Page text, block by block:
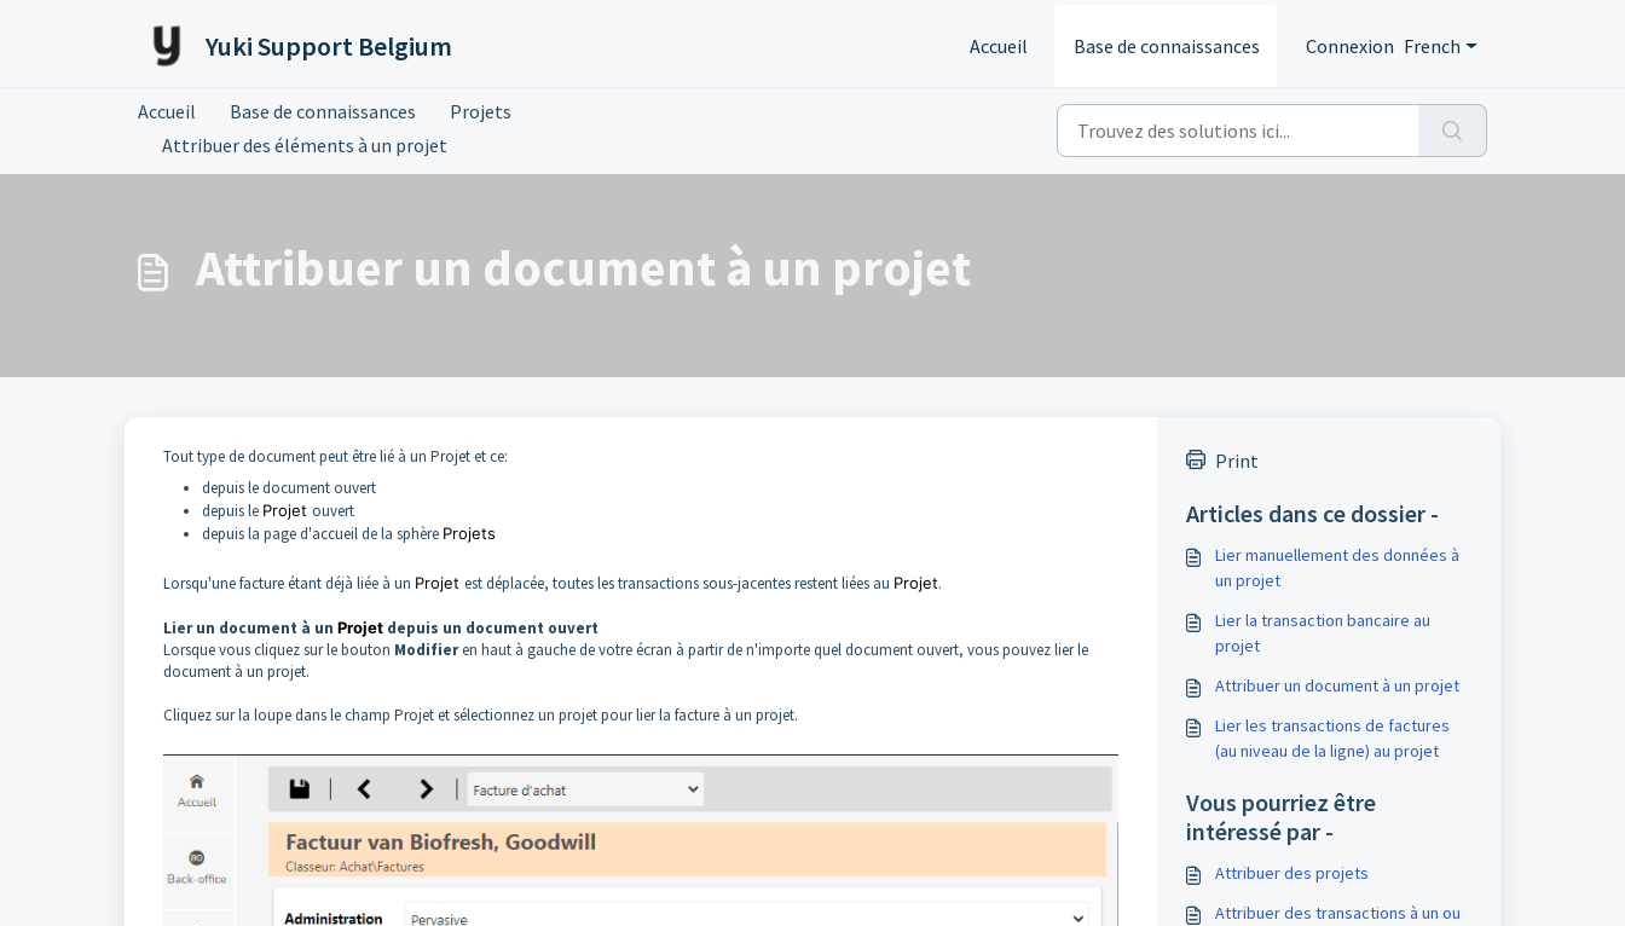
Yuki Support Belgium Accueil Base de connaissances Connexion French
Accueil Base de connaissances
Projets
Attribuer des éléments à un projet
Attribuer un document à un projet
Tout type de document peut être lié à un Projet et ce:
depuis le document ouvert
depuis le Projet ouvert
depuis la page d'accueil de la sphère Projets
Lorsqu'une facture étant déjà liée à un Projet est déplacée, toutes les transactions sous-jacentes restent liées au Projet.
Lier un document à un Projet depuis un document ouvert
Lorsque vous cliquez sur le bouton Modifieren haut à gauche de votre écran à partir de n'importe quel document ouvert, vous pouvez lier le
document à un projet.
Cliquez sur la loupe dans le champ Projet et sélectionnez un projet pour lier la facture à un projet.
Print
Articles dans ce dossier -
Lier manuellement des données à
un projet
Lier la transaction bancaire au
projet
Attribuer un document à un projet
Lier les transactions de factures
(au niveau de la ligne) au projet
Vous pourriez être
intéressé par -
Attribuer des projets
Attribuer des transactions à un ou